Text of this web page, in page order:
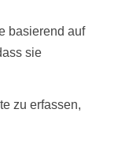
basierend auf
sie
zu erfassen,